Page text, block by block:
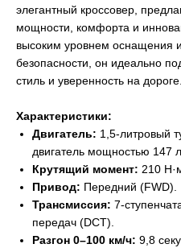
элегантный кроссовер,
мощности, комфорта и
высоким уровнем оснащения
безопасности, он идеально
стиль и уверенность на дороге.
Характеристики:
Двигатель: 1,5-литровый
двигатель мощностью 147
Крутящий момент: 210
Привод: Передний (FWD).
Трансмиссия: 7-
передач (DCT).
Разгон 0–100 км/ч: 9,8